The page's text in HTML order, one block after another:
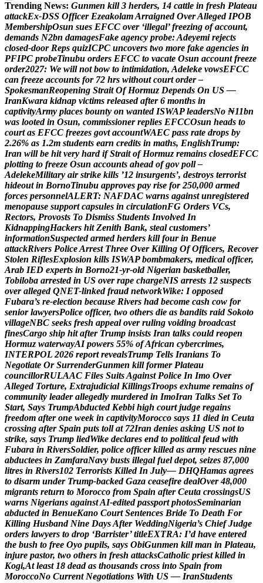
Trending News: Gunmen kill 3 herders, 14 cattle in fresh Plateau
attackEx-DSS Officer EzeakolamArraigned OverAlleged IPOB
MembershipOsun sues EFCC over ‘illegal’ freezing of account,
demands N2bn damagesFake agency probe:Adeyemi rejects
closed-door Reps quizICPC uncovers two more fake agencies in
PFIPC probeTinubu orders EFCC to vacate Osun account freeze
order2027: We will not bow to intimidation, Adeleke vowsEFCC
can freeze accounts for 72 hrs without court order –
SpokesmanReopening Strait Of Hormuz Depends On US —
IranKwara kidnap victims released after 6 months in
captivityArmy places bounty on wanted ISWAP leadersNo ₦11bn
was looted in Osun, commissioner replies EFCCOsun heads to
court as EFCC freezes govt accountWAEC pass rate drops by
2.26% as 1.2m students earn credits in maths, EnglishTrump:
Iran will be hit very hard if Strait of Hormuz remains closedEFCC
plotting to freeze Osun accounts ahead of gov poll –
AdelekeMilitary air strike kills ’12 insurgents’, destroys terrorist
hideout in BornoTinubu approves pay rise for 250,000 armed
forces personnelALERT: NAFDAC warns against unregistered
menopause support capsules in circulationFG Orders VCs,
Rectors, Provosts To Dismiss Students Involved In
KidnappingHackers hit Zenith Bank, steal customers’
informationSuspected armed herders kill four in Benue
attackRivers PoliceArrest Three Over Killing Of Officers, Recover
Stolen RiflesExplosion kills ISWAP bombmakers, medical officer,
Arab IED experts in Borno21-yr-old Nigerian basketballer,
Tobiloba arrested in US over rape chargeNIS arrests 12 suspects
over alleged QNET-linked fraud networkWike: I opposed
Fubara’s re-election because Rivers had become cash cow for
senior lawyersPolice officer, two others die as bandits raid Sokoto
villageNBC seeks fresh appeal over ruling voiding broadcast
finesCargo ship hit after Trump insists Iran talks could reopen
Hormuz waterwayAI powers 55% ofAfrican cybercrimes,
INTERPOL 2026 report revealsTrump Tells Iranians To
Negotiate Or SurrenderGunmen kill former Plateau
councillorRULAAC Files SuitsAgainst Police In Imo Over
Alleged Torture, Extrajudicial KillingsTroops exhume remains of
community leader allegedly murdered in ImoIran Talks Set To
Start, Says TrumpAbducted Kebbi high court judge regains
freedom after one week in captivityMorocco says 11 died in Ceuta
crossing after Spain puts toll at 72Iran denies asking US not to
strike, says Trump liedWike declares end to political feud with
Fubara in RiversSoldier, police officer killed as army rescues nine
abductees in ZamfaraNavy busts illegal fuel depot, seizes 87,000
litres in Rivers102 Terrorists Killed In July— DHQHamas agrees
to disarm under Trump-backed Gaza ceasefire dealOver 48,000
migrants return to Morocco from Spain after Ceuta crossingsUS
warns Nigerians againstAI-edited passport photosSeminarian
abducted in BenueKano Court Sentences Bride To Death For
Killing Husband Nine DaysAfter WeddingNigeria’s Chief Judge
orders lawyers to drop ‘Barrister’ titleEXTRA: I’d have entered
the bush to free Oyo pupils, says ObiGunmen kill man in Plateau,
injure pastor, two others in fresh attacksCatholic priest killed in
Kogi,At least 18 dead as thousands cross into Spain from
MoroccoNo Current Negotiations With US — IranStudents